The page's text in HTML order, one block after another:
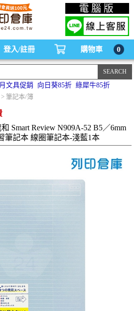
碳粉匣，環保碳粉匣,連續供墨印表機-office24列印
庫線上購物手機版
電腦版
登入/註冊 購物車 0
文具促銷 向日葵85折 綠犀牛85折
筆記本/簿
Smart Review N909A-52 B5／6mm
筆記本 線圈筆記本-淺藍1本